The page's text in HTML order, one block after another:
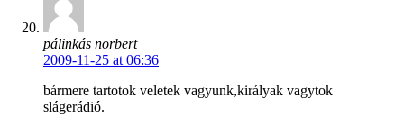
pálinkás norbert
2009-11-25 at 06:36
bármere tartotok veletek vagyunk,királyak vagytok
slágerádió.